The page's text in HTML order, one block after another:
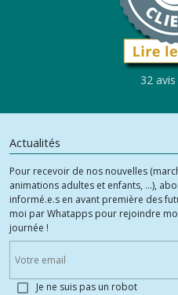
32
Actualités
Pour recevoir de nos nouvelles
animations adultes et enfants, ...),
informé.e.s en avant première des
moi par Whatapps pour rejoindre
journée !
Je ne suis pas un robot